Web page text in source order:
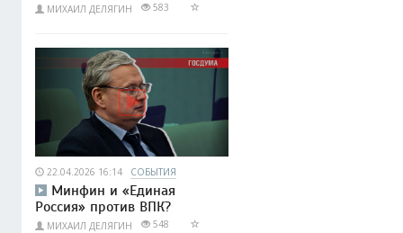
МИХАИЛ ДЕЛЯГИН 583
22.04.2026 16:14 СОБЫТИЯ
Минфин и «Единая
Россия» против ВПК?
МИХАИЛ ДЕЛЯГИН 548